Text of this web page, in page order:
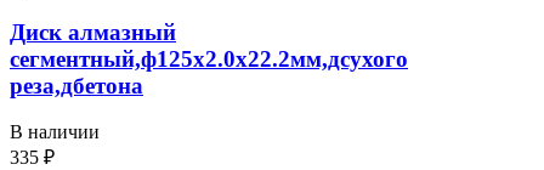
Диск алмазный
сегментный,ф125х2.0х22.2мм,дсухого
реза,дбетона
В наличии
335 ₽